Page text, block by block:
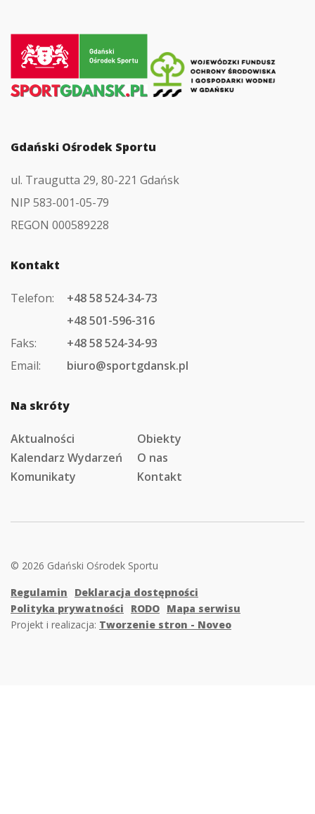
do
strony
głównej
Gdański Ośrodek Sportu
ul. Traugutta 29, 80-221 Gdańsk
NIP 583-001-05-79
REGON 000589228
Kontakt
Telefon:
+48 58 524-34-73
+48 501-596-316
Faks:
+48 58 524-34-93
Email:
biuro@sportgdansk.pl
Na skróty
Aktualności
Obiekty
Kalendarz Wydarzeń
O nas
Komunikaty
Kontakt
© 2026 Gdański Ośrodek Sportu
Regulamin
Deklaracja dostępności
Polityka prywatności
RODO Mapa serwisu
Projekt i realizacja: Tworzenie stron - Noveo